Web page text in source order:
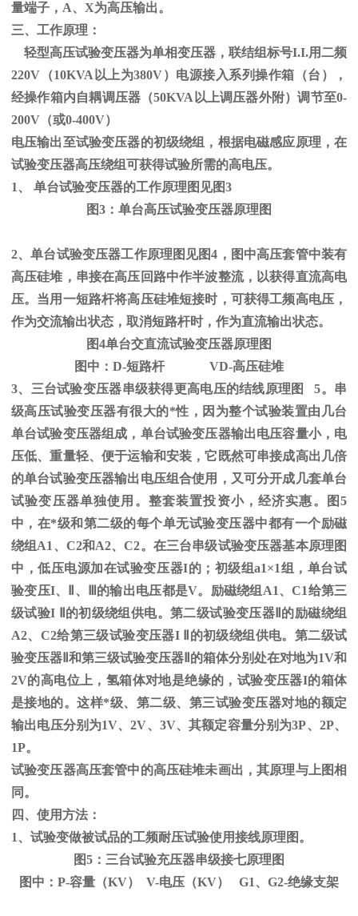
量端子， A、 X为高压输出。
三、工作原理：
轻型高压试验变压器为单相变压器，联结组标号I.I.用二频
220V （10KVA 以上为380V）电源接入系列操作箱（台），
经操作箱内自耦调压器（50KVA 以上调压器外附）调节至0-
200V （或0-400V）
电压输出至试验变压器的初级绕组，根据电磁感应原理，在
试验变压器高压绕组可获得试验所需的高电压。
1、 单台试验变压器的工作原理图见图3
图3 ：单台高压试验变压器原理图
2、单台试验变压器工作原理图见图4 ，图中高压套管中装有
高压硅堆，串接在高压回路中作半波整流，以获得直流高电
压。当用一短路杆将高压硅堆短接时，可获得工频高电压，
作为交流输出状态，取消短路杆时，作为直流输出状态。
图4单台交直流试验变压器原理图
图中： D-短路杆 VD-高压硅堆
3、三台试验变压器串级获得更高电压的结线原理图5。串
级高压试验变压器有很大的*性，因为整个试验装置由几台
单台试验变压器组成，单台试验变压器输出电压容量小，电
压低、重量轻、便于运输和安装，它既然可串接成高出几倍
的单台试验变压器输出电压组合使用，又可分开成几套单台
试验变压器单独使用。整套装置投资小，经济实惠。图 5
中，在*级和第二级的每个单无试验变压器中都有一个励磁
绕组 A1 、 C2和A2、C2。在三台串级试验变压器基本原理图
中，低压电源加在试验变压器I的；初级组a1×1组，单台试
验变压I、 、 的输出电压都是V。励磁绕组 A1、C1给第三
级试验I
Ⅱ的初级绕组供电。第二级试验变压器Ⅱ的励磁绕组
A2、C2给第三级试验变压器I Ⅱ的初级绕组供电。第二级试
验变压器Ⅱ和第三级试验变压器Ⅱ的箱体分别处在对地为1V和
2V的高电位上，氢箱体对地是绝缘的，试验变压器I的箱体
是接地的。这样*级、第二级、第三试验变压器对地的额定
输出电压分别为1V、2V、3V、其额定容量分别为3P、2P、
1P。
试验变压器高压套管中的高压硅堆未画出，其原理与上图相
同。
四、使用方法：
1、试验变做被试品的工频耐压试验使用接线原理图。
图5：三台试验充压器串级接七原理图
图中：P-容量（KV） V-电压（KV） G1、G2-绝缘支架